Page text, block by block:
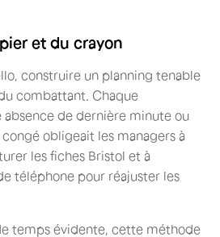
et du crayon
construire un planning tenable
combattant. Chaque
de dernière minute ou
obligeait les managers à
les fiches Bristol et à
téléphone pour réajuster les
temps évidente, cette méthode